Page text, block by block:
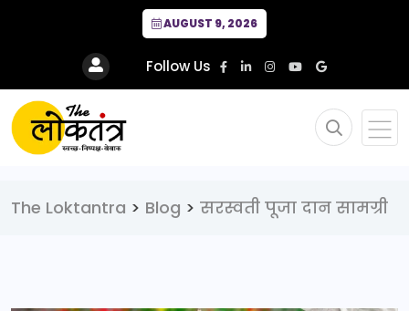
AUGUST 9, 2026
Follow Us
The Loktantra > Blog > सरस्वती पूजा दान सामग्री